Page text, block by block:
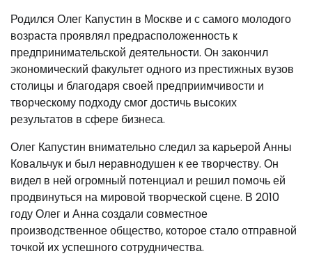
Родился Олег Капустин в Москве и с самого молодого
возраста проявлял предрасположенность к
предпринимательской деятельности. Он закончил
экономический факультет одного из престижных вузов
столицы и благодаря своей предприимчивости и
творческому подходу смог достичь высоких
результатов в сфере бизнеса.
Олег Капустин внимательно следил за карьерой Анны
Ковальчук и был неравнодушен к ее творчеству. Он
видел в ней огромный потенциал и решил помочь ей
продвинуться на мировой творческой сцене. В 2010
году Олег и Анна создали совместное
производственное общество, которое стало отправной
точкой их успешного сотрудничества.